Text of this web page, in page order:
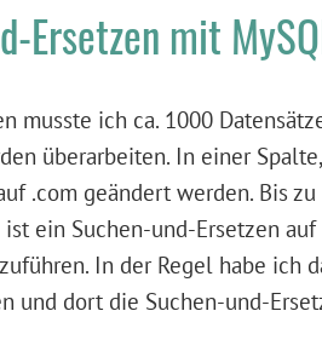
Ersetzen mit
musste ich ca. 1000
überarbeiten. In einer
.com geändert werden. Bis
ein Suchen-und-Ersetzen
In der Regel habe ich
und dort die Suchen-und-